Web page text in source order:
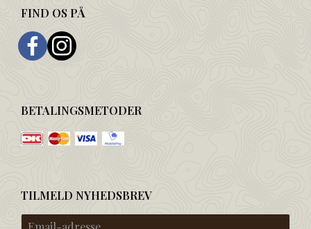
FIND OS PÅ
BETALINGSMETODER
TILMELD NYHEDSBREV
Email-